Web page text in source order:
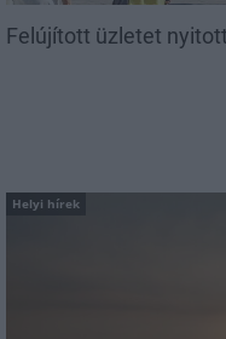
Felújított üzletet
Helyi hírek